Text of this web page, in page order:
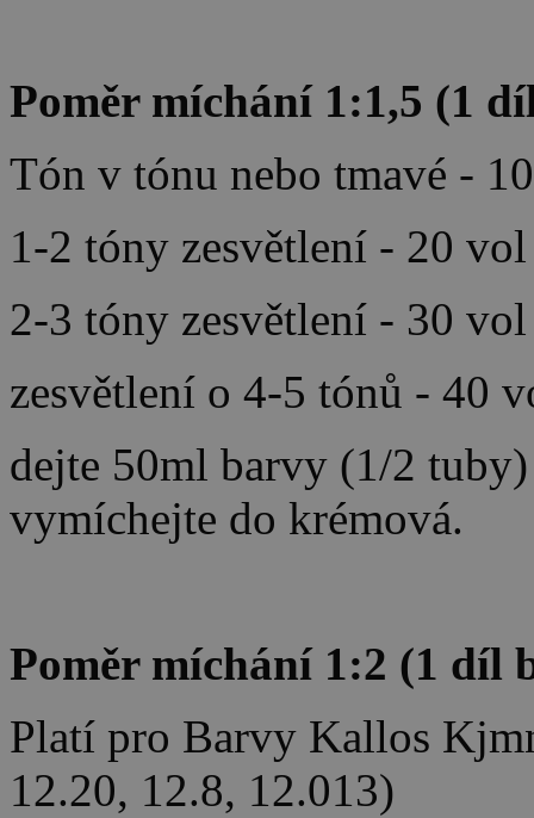
Poměr míchání 1:1,5 (1
Tón v tónu nebo tmavé -
1-2 tóny zesvětlení - 20
2-3 tóny zesvětlení - 30
zesvětlení o 4-5 tónů - 40
dejte 50ml barvy (1/2
vymíchejte do krémová.
Poměr míchání 1:2 (1 díl
Platí pro Barvy Kallos
12.20, 12.8, 12.013)